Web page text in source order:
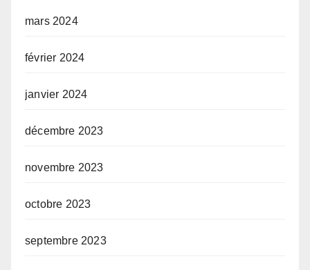
mars 2024
février 2024
janvier 2024
décembre 2023
novembre 2023
octobre 2023
septembre 2023